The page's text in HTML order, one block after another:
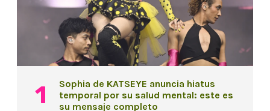
Sophia de KATSEYE anuncia hiatus
temporal por su salud mental: este es
su mensaje completo